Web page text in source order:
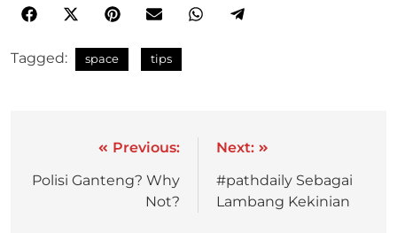
Tagged: space tips
Previous:
Polisi Ganteng? Why
Not?
Next:
#pathdaily Sebagai
Lambang Kekinian